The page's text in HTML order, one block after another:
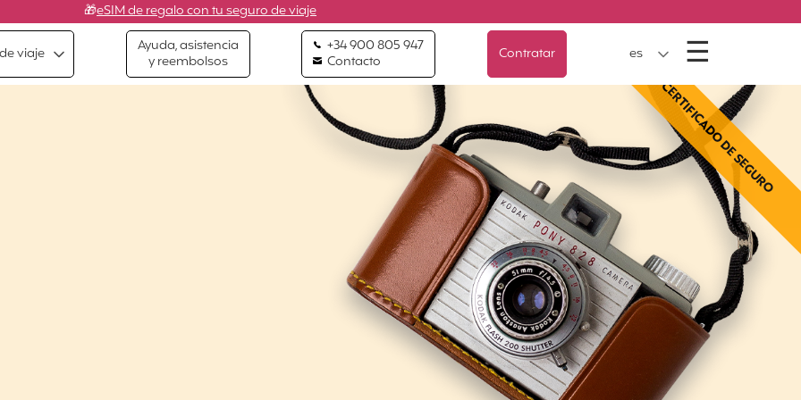
🎁eSIM de regalo con tu seguro de viaje
viaje
Ayuda, asistencia
y reembolsos
+34 900 805 947
Contacto
Contratar es ☰
CERTIFICADO DE SEGURO